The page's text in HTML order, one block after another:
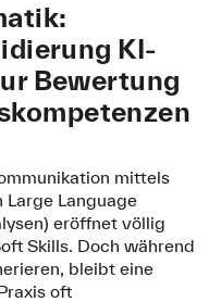
KI-
Bewertung
mittels
Large Language
eröffnet völlig
Skills. Doch während
bleibt eine
oft